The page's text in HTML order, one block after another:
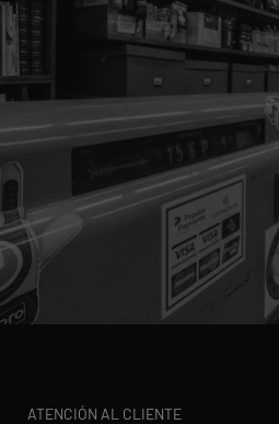
ATENCIÓN AL CLIENTE